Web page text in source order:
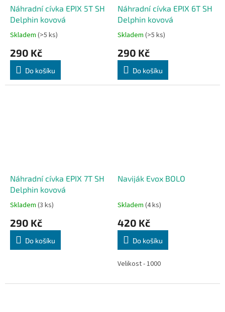
Náhradní cívka EPIX 5T SH
Delphin kovová
Skladem (>5 ks)
290 Kč
Do košíku
Náhradní cívka EPIX 6T SH
Delphin kovová
Skladem (>5 ks)
290 Kč
Do košíku
Náhradní cívka EPIX 7T SH
Delphin kovová
Skladem (3 ks)
290 Kč
Do košíku
Naviják Evox BOLO
Skladem (4 ks)
420 Kč
Do košíku
Velikost - 1000